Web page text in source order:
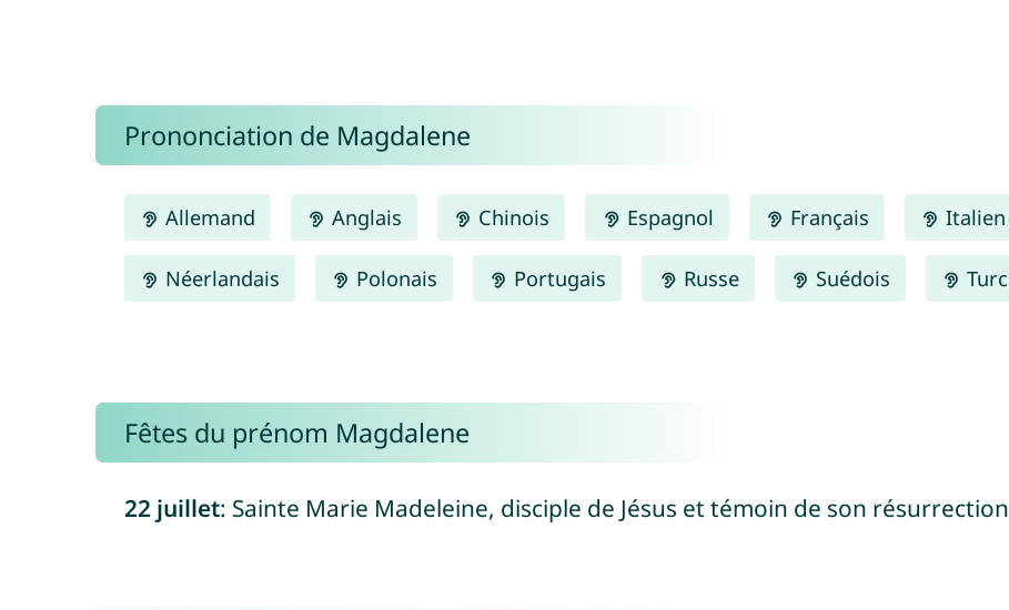
Prononciation de Magdalene
Allemand Anglais Chinois Espagnol Français Italien
Néerlandais Polonais Portugais Russe Suédois Turc
Fêtes du prénom Magdalene
22 juillet: Sainte Marie Madeleine, disciple de Jésus et témoin de son résurrection